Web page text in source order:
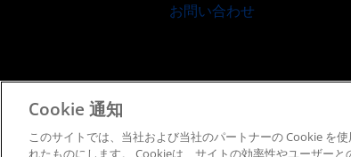
お問い合わせ
Cookie 通知
このサイトでは、当社および当社のパートナーの Cookie を
れたものにします。 Cookieは、サイトの効率性やユーザー